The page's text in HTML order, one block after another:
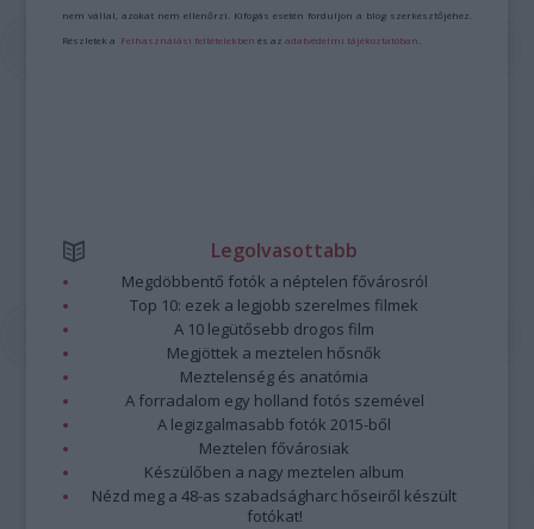
nem vállal, azokat nem ellenőrzi. Kifogás esetén forduljon a blog szerkesztőjéhez.
Részletek a Felhasználási feltételekben és azadatvédelmi tájékoztatóban
Legolvasottabb
Megdöbbentő fotók a néptelen fővárosról
Top 10: ezek a legjobb szerelmes filmek
A 10 legütősebb drogos film
Megjöttek a meztelen hősnők
Meztelenség és anatómia
A forradalom egy holland fotós szemével
A legizgalmasabb fotók 2015-ből
Meztelen fővárosiak
Készülőben a nagy meztelen album
Nézd meg a 48-as szabadságharc hőseiről készült
fotókat!